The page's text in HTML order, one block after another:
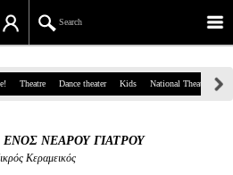
Search
Str, Athens
Theatre Dance theater Kids National Theatre
ΝΕΑΡΟΥ ΓΙΑΤΡΟΥ
Κεραμεικός